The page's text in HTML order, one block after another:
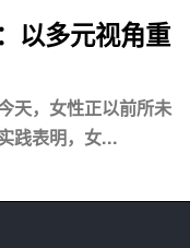
以多元视角重
天，女性正以前所未
践表明，女...